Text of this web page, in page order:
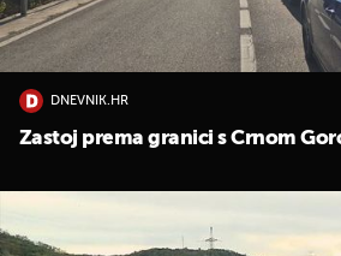
DNEVNIK.HR
Zastoj prema granici s Crnom